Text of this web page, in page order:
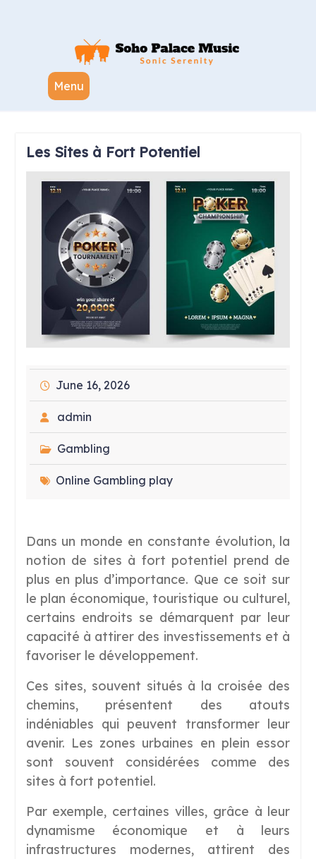
Menu
Les Sites à Fort Potentiel
June 16, 2026
admin
Gambling
Online Gambling play
Dans un monde en constante évolution, la
notion de sites à fort potentiel prend de
plus en plus d’importance. Que ce soit sur
le plan économique, touristique ou culturel,
certains endroits se démarquent par leur
capacité à attirer des investissements et à
favoriser le développement.
Ces sites, souvent situés à la croisée des
chemins, présentent des atouts
indéniables qui peuvent transformer leur
avenir. Les zones urbaines en plein essor
sont souvent considérées comme des
sites à fort potentiel.
Par exemple, certaines villes, grâce à leur
dynamisme économique et à leurs
infrastructures modernes, attirent des